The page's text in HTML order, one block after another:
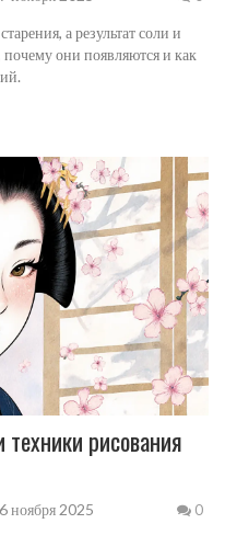
а результат соли и
почему они появляются и как
рисования
ноября 2025 0